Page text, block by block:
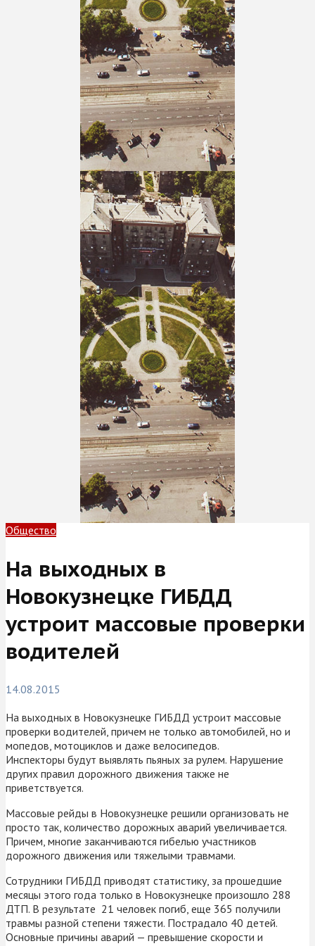
Общество
На выходных в
Новокузнецке ГИБДД
устроит массовые проверки
водителей
14.08.2015
На выходных в Новокузнецке ГИБДД устроит массовые
проверки водителей, причем не только автомобилей, но и
мопедов, мотоциклов и даже велосипедов.
Инспекторы будут выявлять пьяных за рулем. Нарушение
других правил дорожного движения также не
приветствуется.
Массовые рейды в Новокузнецке решили организовать не
просто так, количество дорожных аварий увеличивается.
Причем, многие заканчиваются гибелью участников
дорожного движения или тяжелыми травмами.
Сотрудники ГИБДД приводят статистику, за прошедшие
месяцы этого года только в Новокузнецке произошло 288
ДТП. В результате 21 человек погиб, еще 365 получили
травмы разной степени тяжести. Пострадало 40 детей.
Основные причины аварий — превышение скорости и